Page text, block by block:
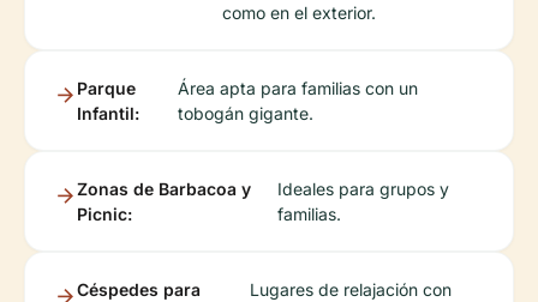
como en el exterior.
Parque
Infantil:
Área apta para familias con un
tobogán gigante.
Zonas de Barbacoa y
Picnic:
Ideales para grupos y
familias.
Céspedes para
Lugares de relajación con